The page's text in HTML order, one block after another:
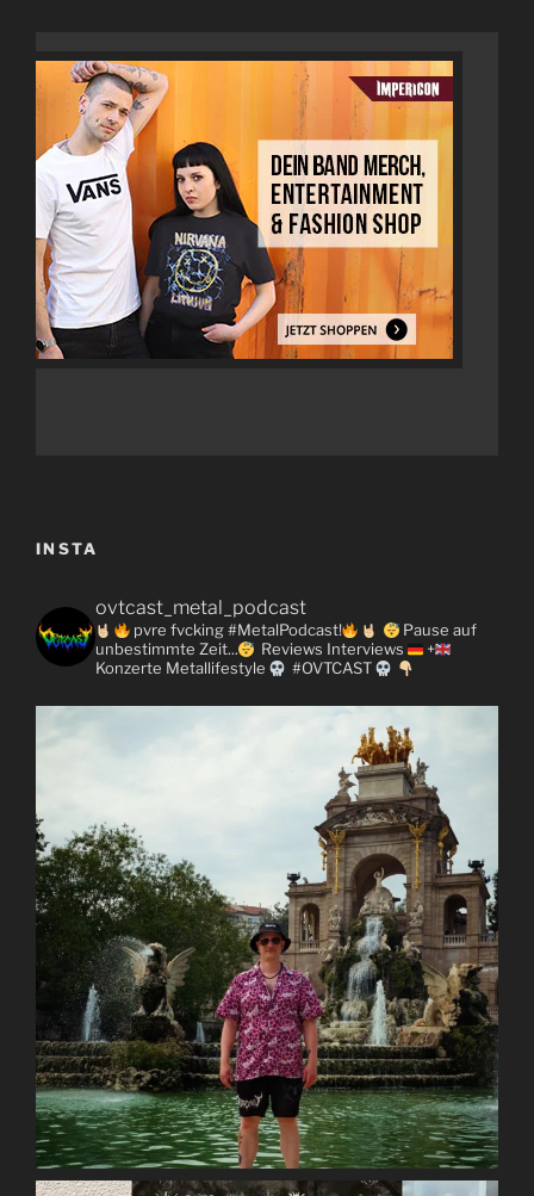
INSTA
ovtcast_metal_podcast
pvre fvcking #MetalPodcast!
Pause auf
unbestimmte Zeit...
Reviews Interviews
+
Konzerte Metallifestyle #OVTCAST